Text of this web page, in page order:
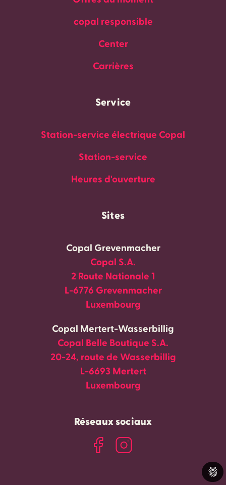
copal responsible
Center
Carrières
Service
Station-service électrique Copal
Station-service
Heures d'ouverture
Sites
Copal Grevenmacher
Copal S.A.
2 Route Nationale 1
L-6776 Grevenmacher
Luxembourg
Copal Mertert-Wasserbillig
Copal Belle Boutique S.A.
20-24, route de Wasserbillig
L-6693 Mertert
Luxembourg
Réseaux sociaux